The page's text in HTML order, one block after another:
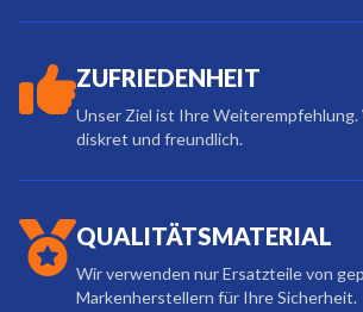
ZUFRIEDENHEIT
Unser Ziel ist Ihre Weiterempfehlung.
diskret und freundlich.
QUALITÄTSMATERIAL
Wir verwenden nur Ersatzteile von
Markenherstellern für Ihre Sicherheit.